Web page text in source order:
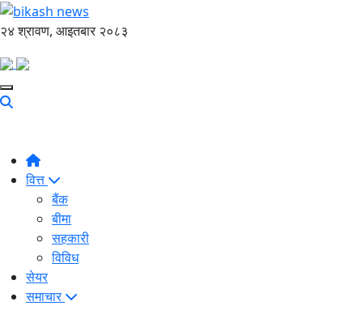
२४ श्रावण, आइतबार २०८३
वित्त
बैंक
बीमा
सहकारी
विविध
सेयर
समाचार